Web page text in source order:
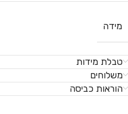
מידה
טבלת מידות
משלוחים
הוראות כביסה